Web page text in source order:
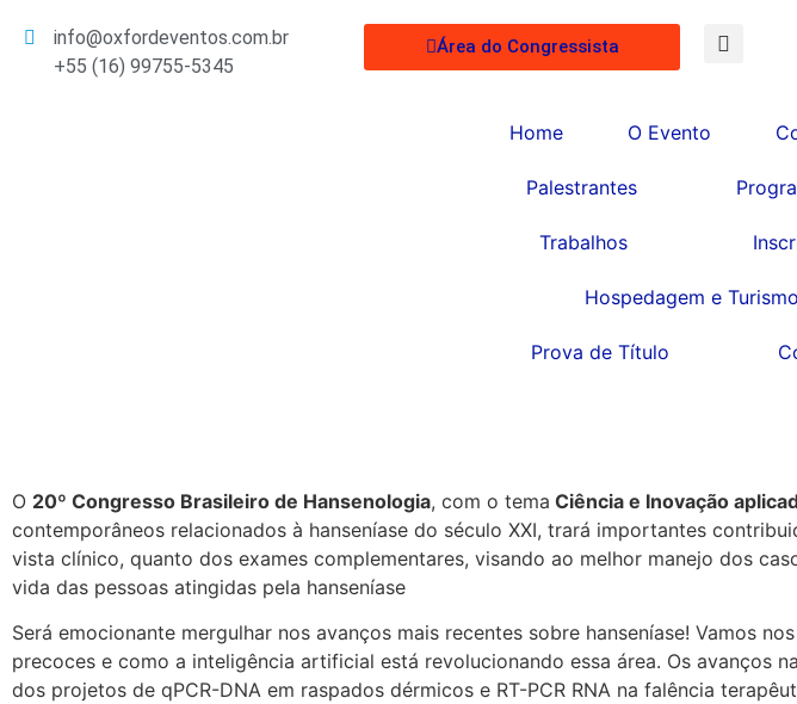
info@oxfordeventos.com.br
+55 (16) 99755-5345
Área do Congressista
Home O Evento
Palestrantes
Trabalhos
Hospedagem e Turismo
Prova de Título
O 20º Congresso Brasileiro de Hansenologia, com o tema Ciência e Inovação
contemporâneos relacionados à hanseníase do século XXI, trará importantes
vista clínico, quanto dos exames complementares, visando ao melhor manejo dos
vida das pessoas atingidas pela hanseníase
Será emocionante mergulhar nos avanços mais recentes sobre hanseníase! Vamos
precoces e como a inteligência artificial está revolucionando essa área. Os avanços
dos projetos de qPCR-DNA em raspados dérmicos e RT-PCR RNA na falência